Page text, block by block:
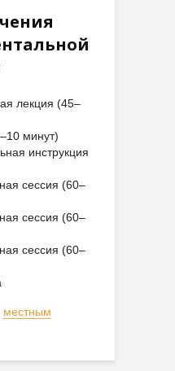
лекция (45–
минут)
инструкция
сессия (60–
сессия (60–
сессия (60–
местным